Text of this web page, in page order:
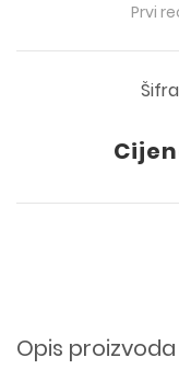
Prvi
Opis proizvoda